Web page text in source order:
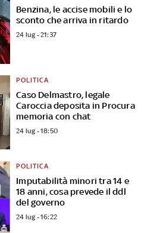
Benzina, le accise mobili e lo
sconto che arriva in ritardo
24 lug - 21:37
Caso Delmastro, legale
Caroccia deposita in Procura
memoria con chat
POLITICA
24 lug - 18:50
Imputabilità minori tra 14 e
18 anni, cosa prevede il ddl
del governo
POLITICA
24 lug - 16:22